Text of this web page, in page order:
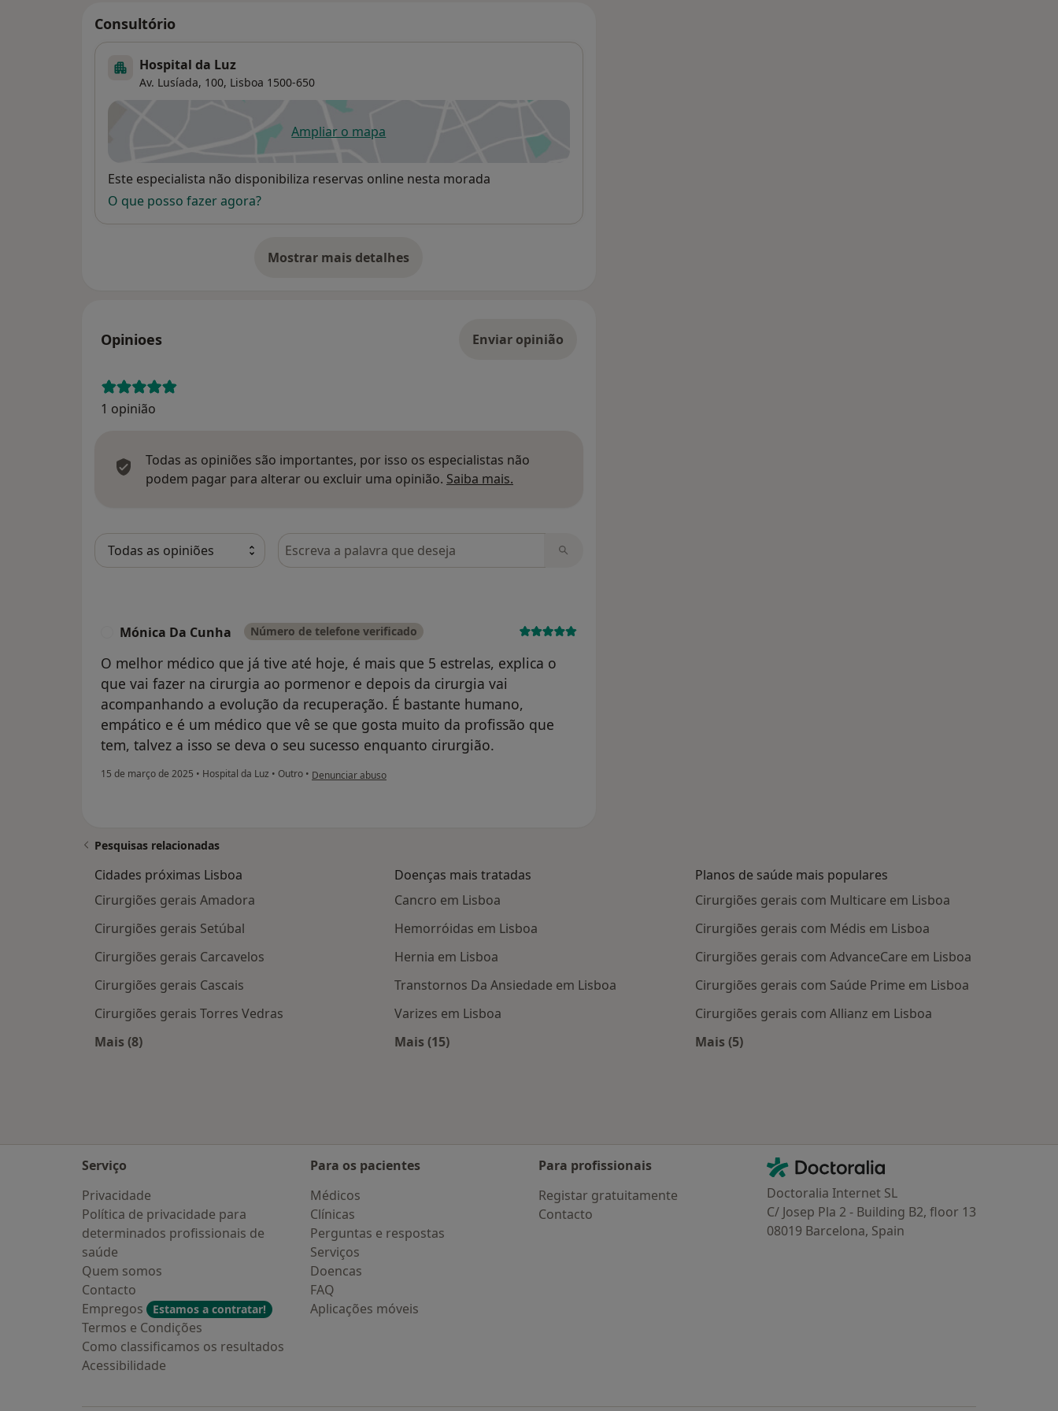
Consultório
Hospital da Luz
Av. Lusíada, 100, Lisboa 1500-650
Ampliar o mapaabre num novo separador
Disponibilidade
Este especialista não disponibiliza reservas online nesta morada
O que posso fazer agora?
Mostrar mais detalhes
sobre o endereço
Opinioes Enviar opinião
1 opinião
Todas as opiniões são importantes, por isso os especialistas não
podem pagar para alterar ou excluir uma opinião. Saiba mais.
Pesquisar em opiniões
Mónica Da Cunha Número de telefone verificado
O melhor médico que já tive até hoje, é mais que 5 estrelas, explica o
que vai fazer na cirurgia ao pormenor e depois da cirurgia vai
acompanhando a evolução da recuperação. É bastante humano,
empático e é um médico que vê se que gosta muito da profissão que
tem, talvez a isso se deva o seu sucesso enquanto cirurgião.
15 de março de 2025 • Hospital da Luz • Outro • na opinião do utilizador Mónica Da Cunha
Denunciar abuso
Pesquisas relacionadas
Cidades próximas Lisboa
Cirurgiões gerais Amadora
Cirurgiões gerais Setúbal
Cirurgiões gerais Carcavelos
Cirurgiões gerais Cascais
Cirurgiões gerais Torres Vedras
Mais (8)
Doenças mais tratadas
Cancro em Lisboa
Hemorróidas em Lisboa
Hernia em Lisboa
Transtornos Da Ansiedade em Lisboa
Varizes em Lisboa
Mais (15)
Planos de saúde mais populares
Cirurgiões gerais com Multicare em Lisboa
Cirurgiões gerais com Médis em Lisboa
Cirurgiões gerais com AdvanceCare em Lisboa
Cirurgiões gerais com Saúde Prime em Lisboa
Cirurgiões gerais com Allianz em Lisboa
Mais (5)
Serviço
Privacidade
Política de privacidade para
determinados profissionais de
saúde
Quem somos
Contacto
Empregos
Estamos a contratar!
Termos e Condições
Como classificamos os resultados
Acessibilidade
Para os pacientes
Médicos
Clínicas
Perguntas e respostas
Serviços
Doencas
FAQ
Aplicações móveis
Para profissionais
Registar gratuitamente
Contacto
Contacto
Doctoralia - Homepage
Doctoralia Internet SL
C/ Josep Pla 2 - Building B2, floor 13
08019 Barcelona, Spain